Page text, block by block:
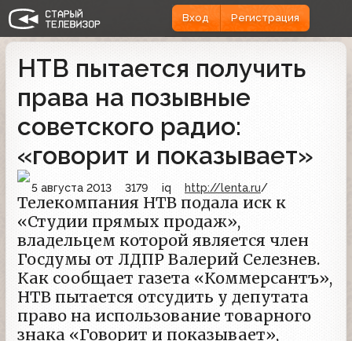
Вход Регистрация
НТВ пытается получить
права на позывные
советского радио:
«говорит и показывает»
5 августа 2013 3179 iq http://lenta.ru/
Телекомпания НТВ подала иск к
«Студии прямых продаж»,
владельцем которой является член
Госдумы от ЛДПР Валерий Селезнев.
Как сообщает газета «Коммерсантъ»,
НТВ пытается отсудить у депутата
право на использование товарного
знака «Говорит и показывает»,